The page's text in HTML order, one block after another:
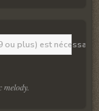
ou plus) est
melody.